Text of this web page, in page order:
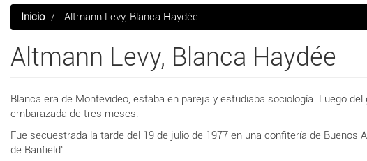
Inicio Altmann Levy, Blanca Haydée
Altmann Levy, Blanca Haydée
Blanca era de Montevideo, estaba en pareja y estudiaba sociología. Luego
embarazada de tres meses.
Fue secuestrada la tarde del 19 de julio de 1977 en una confitería de
de Banfield".